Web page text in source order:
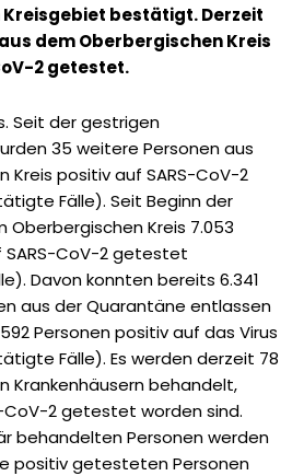
Kreisgebiet bestätigt. Derzeit
dem Oberbergischen Kreis
2 getestet.
Seit der gestrigen
35 weitere Personen aus
Kreis positiv auf SARS-CoV-2
Fälle). Seit Beginn der
Oberbergischen Kreis 7.053
SARS-CoV-2 getestet
Davon konnten bereits 6.341
aus der Quarantäne entlassen
Personen positiv auf das Virus
Fälle). Es werden derzeit 78
Krankenhäusern behandelt,
CoV-2 getestet worden sind.
behandelten Personen werden
positiv getesteten Personen